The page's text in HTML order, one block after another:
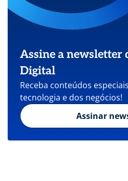
Assine a newsletter
Digital
Receba conteúdos
tecnologia e dos negócios!
Assinar